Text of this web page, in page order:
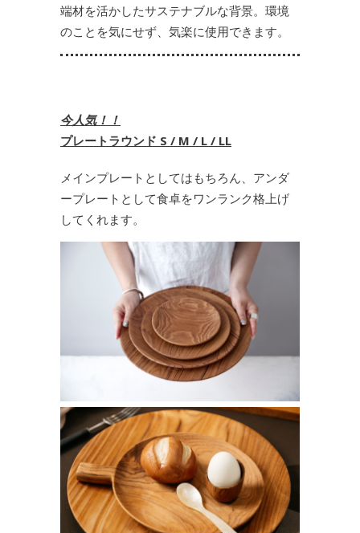
端材を活かしたサステナブルな背景。環境
のことを気にせず、気楽に使用できます。
今人気！！
プレートラウンド S / M / L / LL
メインプレートとしてはもちろん、アンダ
ープレートとして食卓をワンランク格上げ
してくれます。